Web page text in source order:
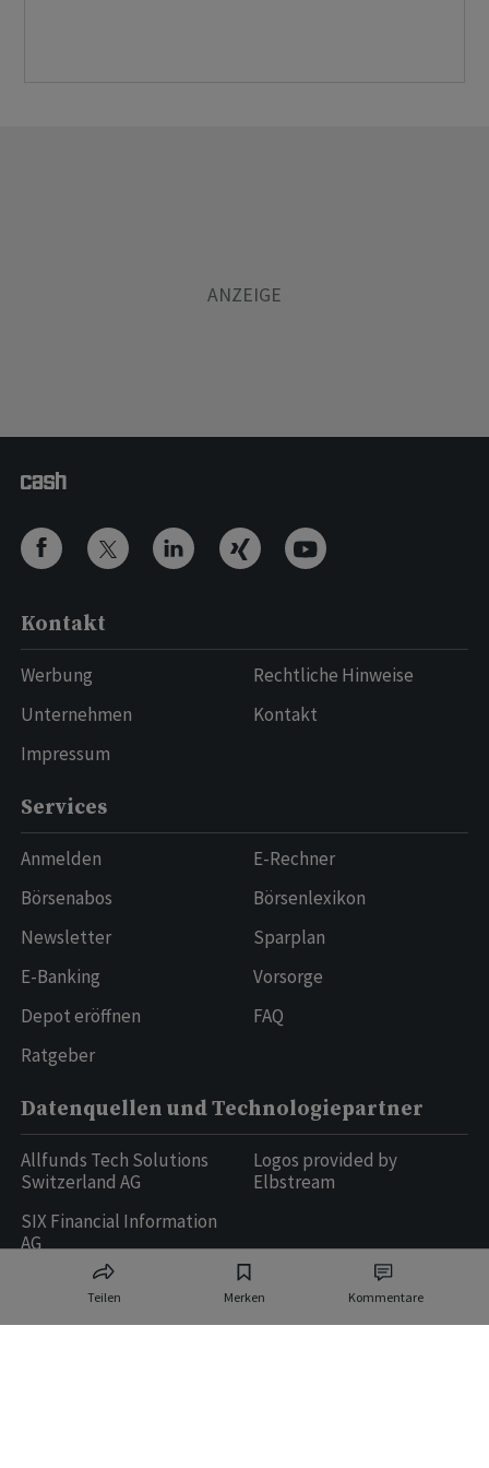
Teilen Merken Kommentare
Kontakt
Werbung
Unternehmen
Impressum
Rechtliche Hinweise
Kontakt
Services
Anmelden
Börsenabos
Newsletter
E-Banking
Depot eröffnen
Ratgeber
E-Rechner
Börsenlexikon
Sparplan
Vorsorge
FAQ
Datenquellen und Technologiepartner
Allfunds Tech Solutions
Switzerland AG
SIX Financial Information
AG
Logos provided by
Elbstream
Ringier AG | Ringier Medien Schweiz